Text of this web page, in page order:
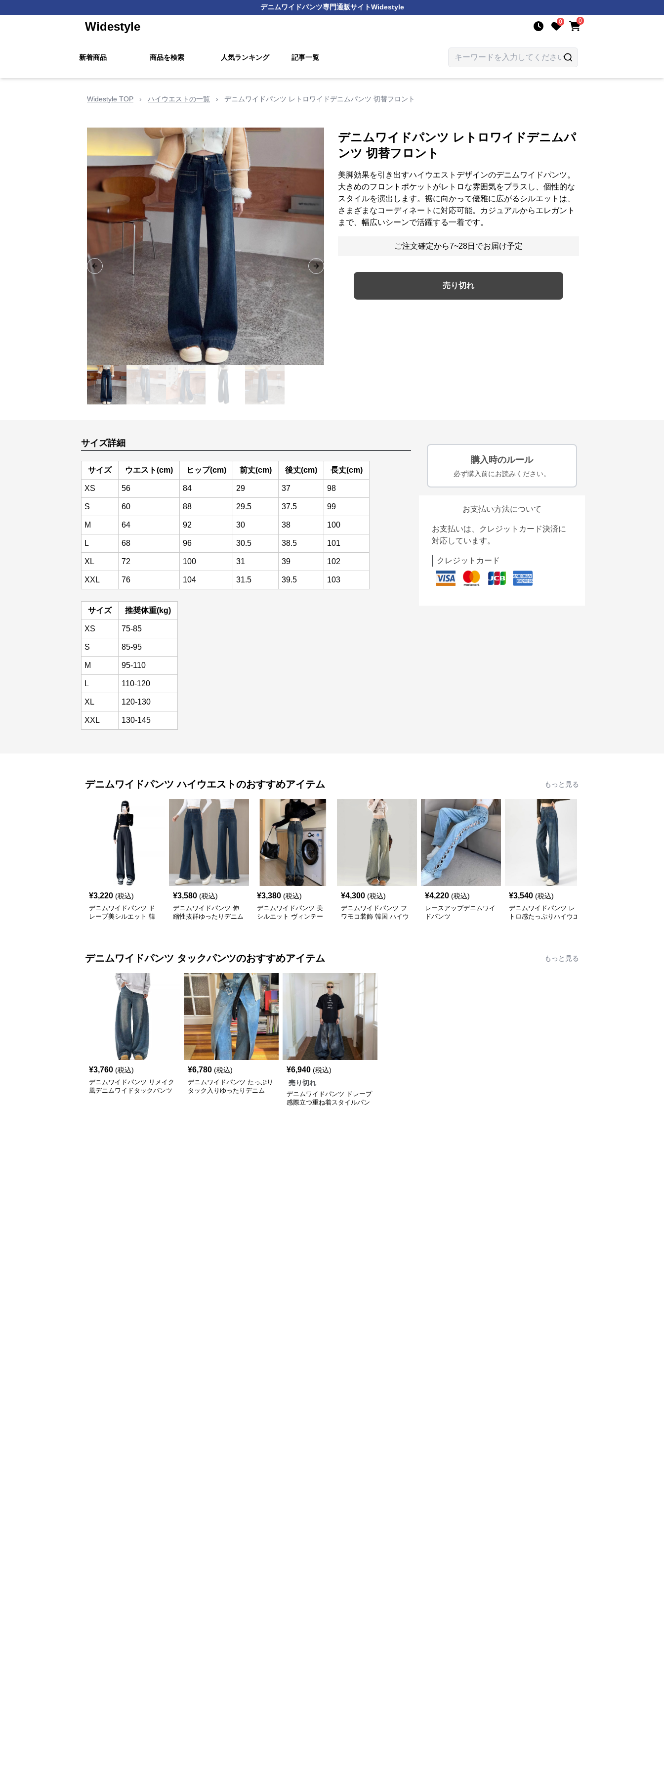
デニムワイドパンツ専門通販サイトWidestyle
Widestyle 0 0
新着商品 商品を検索 人気ランキング 記事一覧
Widestyle TOP › ハイウエストの一覧 › デニムワイドパンツ レトロワイドデニムパンツ 切替フロント
Previous slide Next slide
デニムワイドパンツ レトロワイドデニムパ
ンツ 切替フロント
美脚効果を引き出すハイウエストデザインのデニムワイドパンツ。
大きめのフロントポケットがレトロな雰囲気をプラスし、個性的な
スタイルを演出します。裾に向かって優雅に広がるシルエットは、
さまざまなコーディネートに対応可能。カジュアルからエレガント
まで、幅広いシーンで活躍する一着です。
ご注文確定から7~28日でお届け予定
売り切れ
サイズ詳細
サイズ ウエスト(cm) ヒップ(cm) 前丈(cm) 後丈(cm) 長丈(cm)
XS 56 84 29 37 98
S 60 88 29.5 37.5 99
M 64 92 30 38 100
L 68 96 30.5 38.5 101
XL 72 100 31 39 102
XXL 76 104 31.5 39.5 103
サイズ 推奨体重(kg)
XS 75-85
S 85-95
M 95-110
L 110-120
XL 120-130
XXL 130-145
購入時のルール
必ず購入前にお読みください。
お支払い方法について
お支払いは、クレジットカード決済に
対応しています。
クレジットカード
デニムワイドパンツ ハイウエストのおすすめアイテム もっと見る
¥3,220 (税込)
デニムワイドパンツ ド
レープ美シルエット 韓
¥3,580 (税込)
デニムワイドパンツ 伸
縮性抜群ゆったりデニム
¥3,380 (税込)
デニムワイドパンツ 美
シルエット ヴィンテー
¥4,300 (税込)
デニムワイドパンツ フ
ワモコ装飾 韓国 ハイウ
¥4,220 (税込)
レースアップデニムワイ
ドパンツ
¥3,540 (税込)
デニムワイドパンツ レ
トロ感たっぷりハイウエ
デニムワイドパンツ タックパンツのおすすめアイテム もっと見る
¥3,760 (税込)
デニムワイドパンツ リメイク
風デニムワイドタックパンツ
¥6,780 (税込)
デニムワイドパンツ たっぷり
タック入りゆったりデニム
¥6,940 (税込)
売り切れ
デニムワイドパンツ ドレープ
感際立つ重ね着スタイルパン